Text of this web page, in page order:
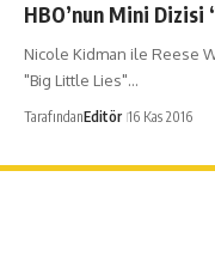
HBO’nun Mini
Nicole Kidman ile Reese
"Big Little Lies"…
TarafındanEditör 16 Kas 2016